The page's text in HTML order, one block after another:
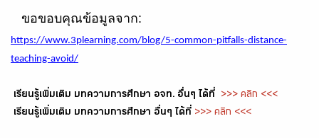
ขอขอบคุณข้อมูลจาก:
https://www.3plearning.com/blog/5-common-pitfalls-distance-
teaching-avoid/
เรียนรู้เพิ่มเติม บทความการศึกษา อจท. อื่นๆ ได้ที่ >>> คลิก <<<
เรียนรู้เพิ่มเติม บทความการศึกษา อื่นๆ ได้ที่ >>> คลิก <<<